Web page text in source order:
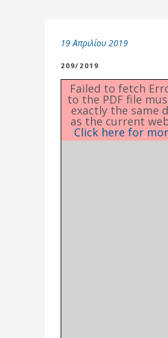
19 Απριλίου 2019
209/2019
Failed to fetch
to the PDF file
exactly the same
as the current
Click here for